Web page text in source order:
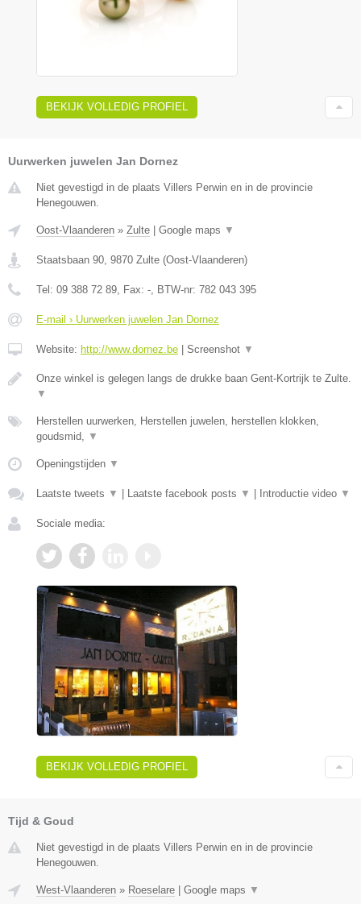
BEKIJK VOLLEDIG PROFIEL
Uurwerken juwelen Jan Dornez
Niet gevestigd in de plaats Villers Perwin en in de provincie
Henegouwen.
Oost-Vlaanderen » Zulte Google maps ▼
Staatsbaan 90, 9870 Zulte (Oost-Vlaanderen)
Tel: 09 388 72 89, Fax: -, BTW-nr: 782 043 395
E-mail › Uurwerken juwelen Jan Dornez
Website: http://www.dornez.be Screenshot ▼
Onze winkel is gelegen langs de drukke baan Gent-Kortrijk te Zulte.
▼
Herstellen uurwerken, Herstellen juwelen, herstellen klokken,
goudsmid, ▼
Openingstijden ▼
Laatste tweets ▼ Laatste facebook posts ▼ Introductie video ▼
Sociale media:
BEKIJK VOLLEDIG PROFIEL
Tijd & Goud
Niet gevestigd in de plaats Villers Perwin en in de provincie
Henegouwen.
West-Vlaanderen » Roeselare | Google maps ▼